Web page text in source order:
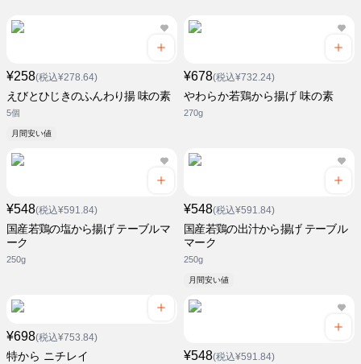
¥258(税込¥278.64)
えびとひじきのふんわり揚 味の素
5個
月間安い値
¥678(税込¥732.24)
やわらか若鶏から揚げ 味の素
270g
¥548(税込¥591.84)
国産若鶏の塩から揚げ テーブルマ
ーク
250g
¥548(税込¥591.84)
国産若鶏の出汁から揚げ テーブル
マーク
250g
月間安い値
¥698(税込¥753.84)
特から ニチレイ ¥548(税込¥591.84)